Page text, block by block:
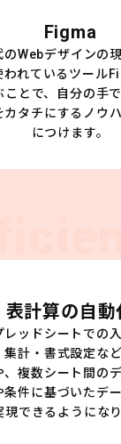
Figma
のWebデザインの
われているツール
ことで、自分の手
カタチにするノウ
につけます。
表計算の自動
レッドシートでの
集計・書式設定な
、複数シート間の
条件に基づいたデ
現できるようにな